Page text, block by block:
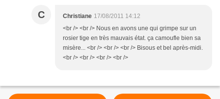
C Christiane 17/08/2011 14:12
<br /> <br /> Nous en avons une qui grimpe sur un
rosier tige en très mauvais état. ça camoufle bien sa
misère... <br /> <br /> <br /> Bisous et bel après-midi.
<br /> <br /> <br /> <br />